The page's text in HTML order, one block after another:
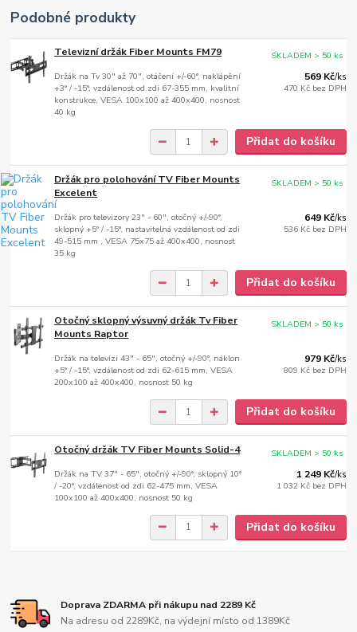
Podobné produkty
Televizní držák Fiber Mounts FM79
Držák na Tv 30" až 70", otáčení +/-60°, naklápění
+3° / -15°, vzdálenost od zdi 67-355 mm, kvalitní
konstrukce, VESA 100x100 až 400x400, nosnost
40 kg
569 Kč/ks
470 Kč bez DPH
SKLADEM > 50 ks
Přidat do košíku
Držák pro polohování TV Fiber Mounts
Excelent
Držák pro televizory 23" - 60", otočný +/-90°,
sklopný +5° / -15°, nastavitelná vzdálenost od zdi
49-515 mm , VESA 75x75 až 400x400, nosnost
35 kg
649 Kč/ks
536 Kč bez DPH
SKLADEM > 50 ks
Přidat do košíku
Otočný sklopný výsuvný držák Tv Fiber
Mounts Raptor
Držák na televizi 43" - 65", otočný +/-90°, náklon
+5° / -15°, vzdálenost od zdi 62-615 mm, VESA
200x100 až 400x400, nosnost 50 kg
979 Kč/ks
809 Kč bez DPH
SKLADEM > 50 ks
Přidat do košíku
Otočný držák TV Fiber Mounts Solid-4
Držák na TV 37" - 65", otočný +/-90°, sklopný 10°
/ -20°, vzdálenost od zdi 62-475 mm, VESA
100x100 až 400x400, nosnost 50 kg
1 249 Kč/ks
1 032 Kč bez DPH
SKLADEM > 50 ks
Přidat do košíku
Doprava ZDARMA při nákupu nad 2289 Kč
Na adresu od 2289Kč, na výdejní místo od 1389Kč